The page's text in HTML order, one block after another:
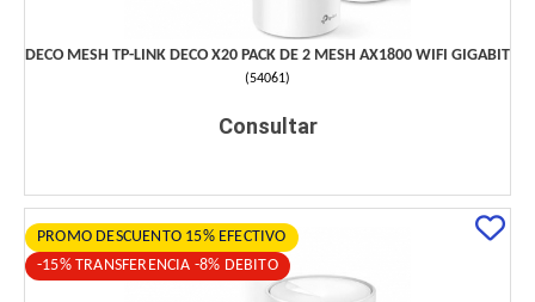
DECO MESH TP-LINK DECO X20 PACK DE 2 MESH AX1800 WIFI GIGABIT
(54061)
Consultar
PROMO DESCUENTO 15% EFECTIVO
-15% TRANSFERENCIA -8% DEBITO